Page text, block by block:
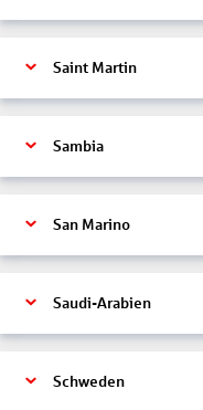
Saint Martin
Sambia
San Marino
Saudi-Arabien
Schweden